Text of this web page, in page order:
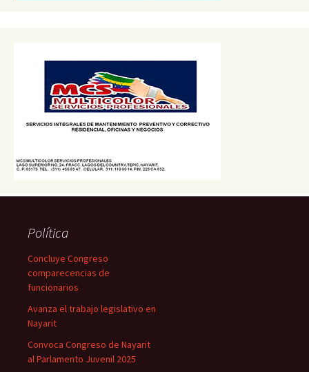
Política
Concluye Congreso
comparecencias de
funcionarios
Avanza el trabajo legislativo en
Nayarit
Convoca Congreso de Nayarit
al Parlamento Juvenil 2025